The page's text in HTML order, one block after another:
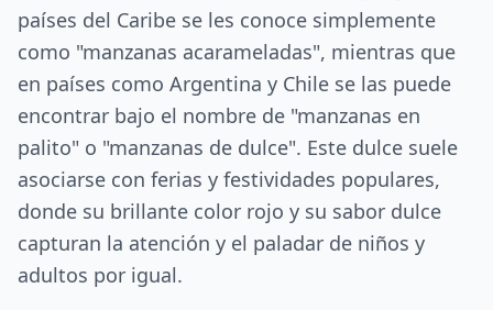
países del Caribe se les conoce simplemente
como "manzanas acarameladas", mientras que
en países como Argentina y Chile se las puede
encontrar bajo el nombre de "manzanas en
palito" o "manzanas de dulce". Este dulce suele
asociarse con ferias y festividades populares,
donde su brillante color rojo y su sabor dulce
capturan la atención y el paladar de niños y
adultos por igual.